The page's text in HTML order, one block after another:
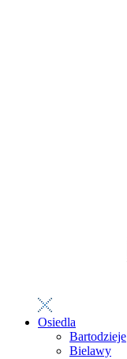
Osiedla
Bartodzieje
Bielawy